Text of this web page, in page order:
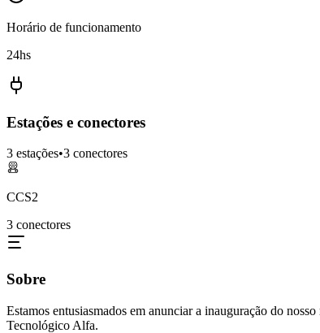
Horário de funcionamento
24hs
Estações e conectores
3 estações•3 conectores
CCS2
3 conectores
Sobre
Estamos entusiasmados em anunciar a inauguração do nosso
Tecnológico Alfa.